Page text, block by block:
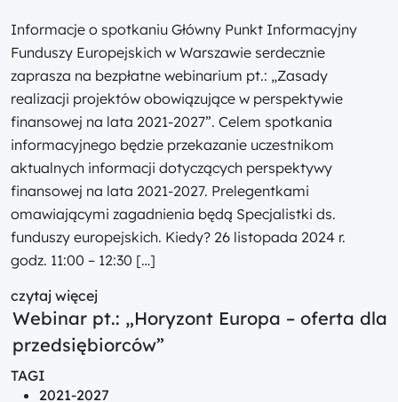
Informacje o spotkaniu Główny Punkt Informacyjny
Funduszy Europejskich w Warszawie serdecznie
zaprasza na bezpłatne webinarium pt.: „Zasady
realizacji projektów obowiązujące w perspektywie
finansowej na lata 2021-2027”. Celem spotkania
informacyjnego będzie przekazanie uczestnikom
aktualnych informacji dotyczących perspektywy
finansowej na lata 2021-2027. Prelegentkami
omawiającymi zagadnienia będą Specjalistki ds.
funduszy europejskich. Kiedy? 26 listopada 2024 r.
godz. 11:00 – 12:30 […]
czytaj więcej
Webinar pt.: „Horyzont Europa – oferta dla
przedsiębiorców”
TAGI
2021-2027